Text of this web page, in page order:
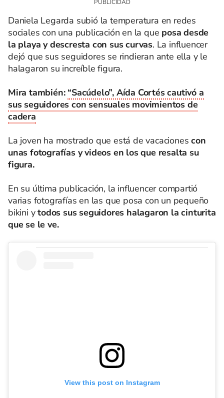
Daniela Legarda subió la temperatura en redes
sociales con una publicación en la que posa desde
la playa y descresta con sus curvas. La influencer
dejó que sus seguidores se rindieran ante ella y le
halagaron su increíble figura.
Mira también: “Sacúdelo”, Aída Cortés cautivó a
sus seguidores con sensuales movimientos de
cadera
La joven ha mostrado que está de vacacionescon
unas fotografías y videos en los que resalta su
figura.
En su última publicación, la influencer compartió
varias fotografías en las que posa con un pequeño
bikini ytodos sus seguidores halagaron la cinturita
que se le ve.
View this post on Instagram